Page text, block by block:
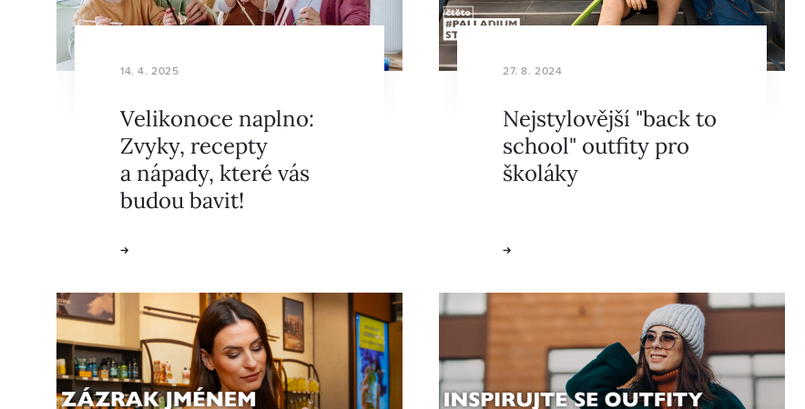
14. 4. 2025
Velikonoce naplno:
Zvyky, recepty
a nápady, které vás
budou bavit!
27. 8. 2024
Nejstylovější "back to
school" outfity pro
školáky